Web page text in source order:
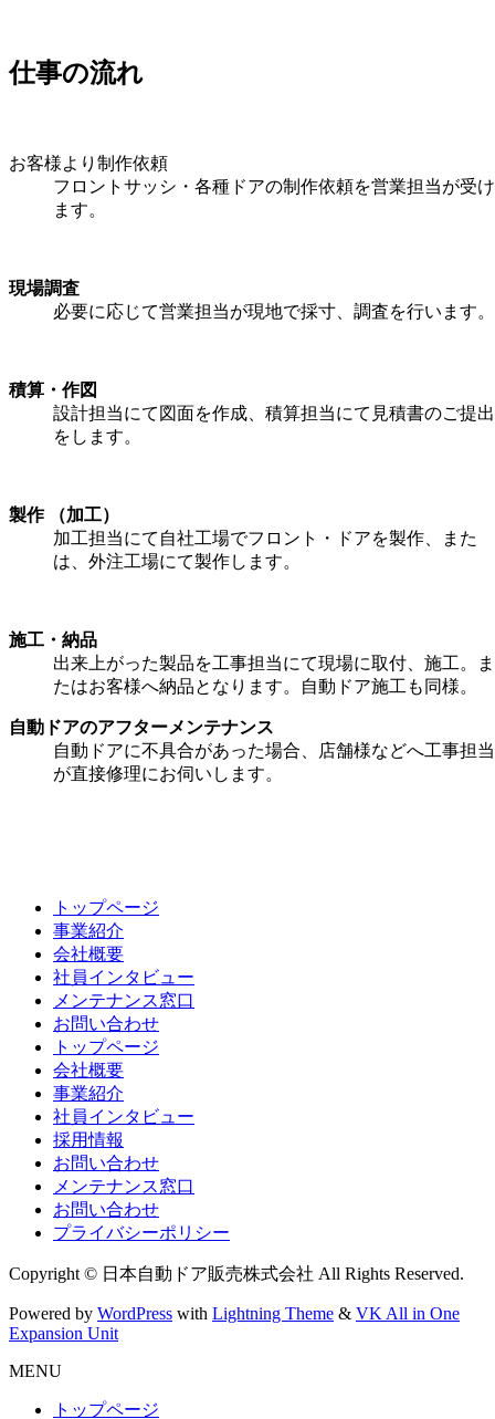
仕事の流れ
お客様より制作依頼
フロントサッシ・各種ドアの制作依頼を営業担当が受け
ます。
現場調査
必要に応じて営業担当が現地で採寸、調査を行います。
積算・作図
設計担当にて図面を作成、積算担当にて見積書のご提出
をします。
製作 （加工）
加工担当にて自社工場でフロント・ドアを製作、また
は、外注工場にて製作します。
施工・納品
出来上がった製品を工事担当にて現場に取付、施工。ま
たはお客様へ納品となります。自動ドア施工も同様。
自動ドアのアフターメンテナンス
自動ドアに不具合があった場合、店舗様などへ工事担当
が直接修理にお伺いします。
トップページ
事業紹介
会社概要
社員インタビュー
メンテナンス窓口
お問い合わせ
トップページ
会社概要
事業紹介
社員インタビュー
採用情報
お問い合わせ
メンテナンス窓口
お問い合わせ
プライバシーポリシー
Copyright © 日本自動ドア販売株式会社 All Rights Reserved.
Powered by WordPress with Lightning Theme & VK All in One
Expansion Unit
MENU
トップページ